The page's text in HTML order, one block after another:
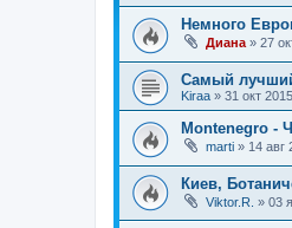
Немного
Диана » 27
Самый
Kiraa » 31 окт
Montenegro -
marti » 14 авг
Киев,
Viktor.R. » 03